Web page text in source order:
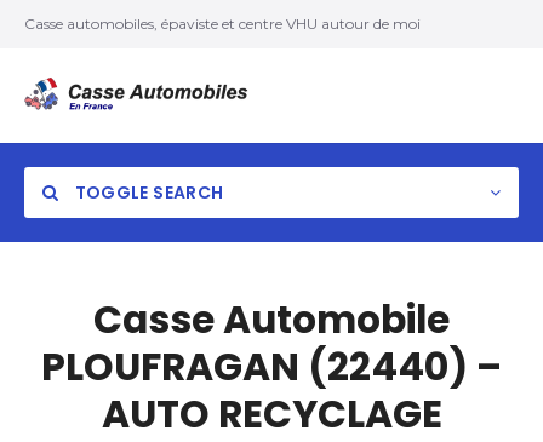
Casse automobiles, épaviste et centre VHU autour de moi
TOGGLE SEARCH
Casse Automobile
PLOUFRAGAN (22440) –
AUTO RECYCLAGE